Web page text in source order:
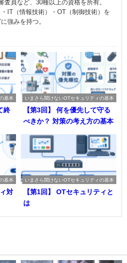
員など、30種以上の資格を所有。
IT（情報技術）・OT（制御技術）を
強みを持つ。
基本
終
いまさら聞けないOTセキュリティの基本
【第3回】 何を優先して守る
べきか？ 対策の考え方の基本
基本
対
いまさら聞けないOTセキュリティの基本
【第1回】 OTセキュリティと
は